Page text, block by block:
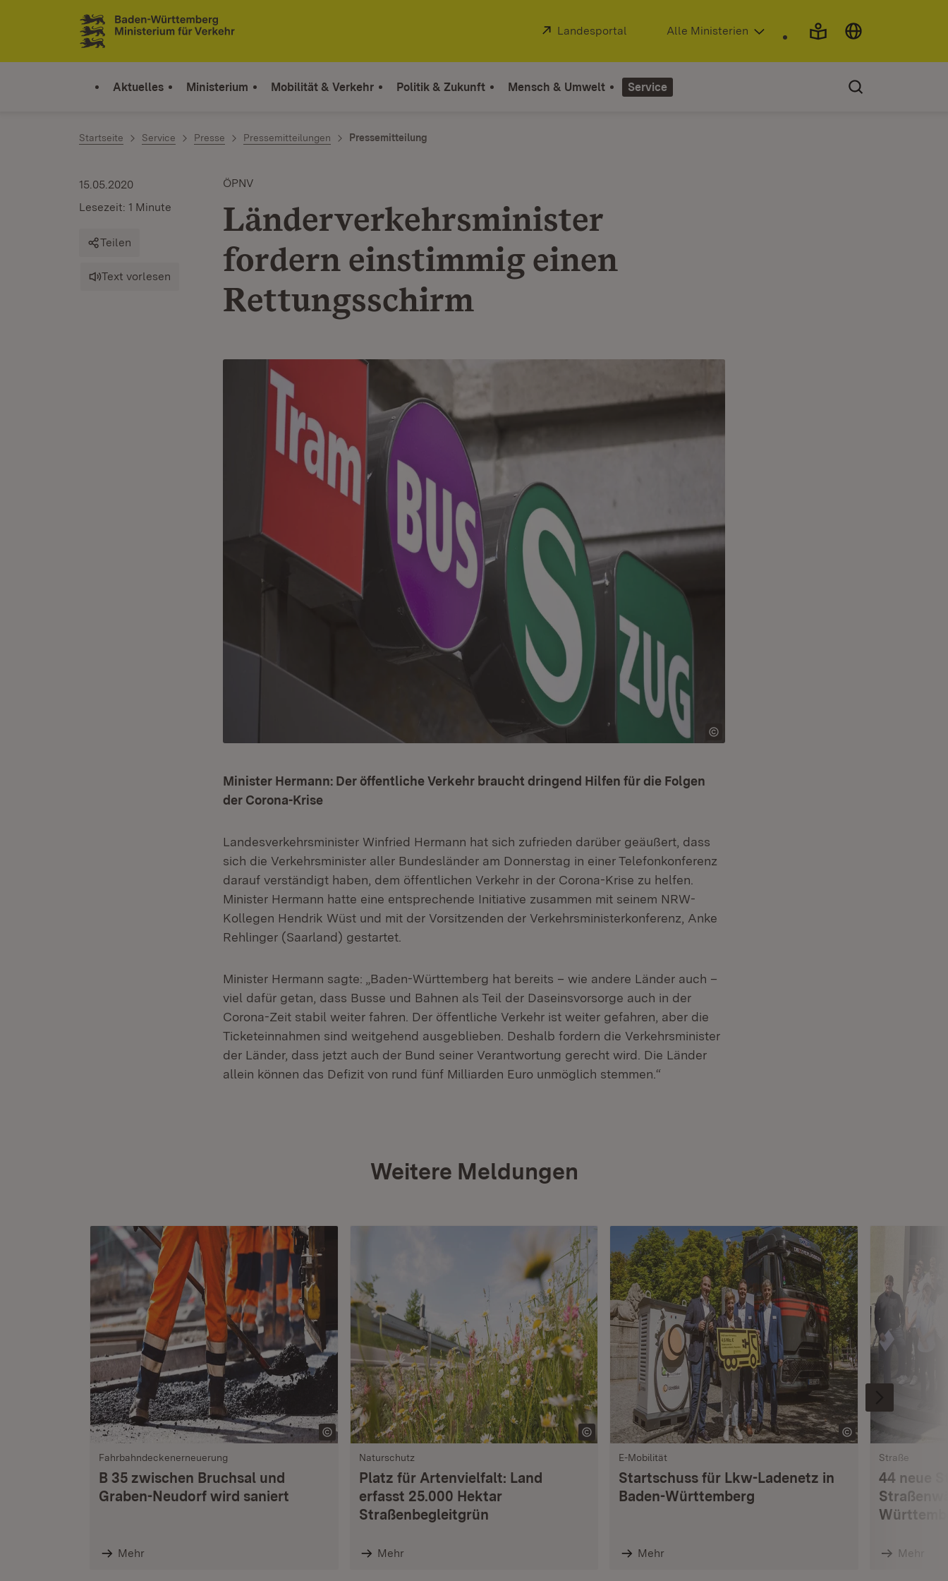
Zum Inhalt springen
Link zur Startseite
Extern:
Landesportal (Öffnet in neuem Fenster)
Alle Ministerien
Aktuelles Ministerium Mobilität & Verkehr Politik & Zukunft Mensch & Umwelt Service
Startseite Service Presse Pressemitteilungen Pressemitteilung
ÖPNV
Länderverkehrsminister
fordern einstimmig einen
Rettungsschirm
15.05.2020
Lesezeit: 1 Minute
Teilen
Text vorlesen
Minister Hermann: Der öffentliche Verkehr braucht dringend Hilfen für die Folgen
der Corona-Krise
Landesverkehrsminister Winfried Hermann hat sich zufrieden darüber geäußert, dass
sich die Verkehrsminister aller Bundesländer am Donnerstag in einer Telefonkonferenz
darauf verständigt haben, dem öffentlichen Verkehr in der Corona-Krise zu helfen.
Minister Hermann hatte eine entsprechende Initiative zusammen mit seinem NRW-
Kollegen Hendrik Wüst und mit der Vorsitzenden der Verkehrsministerkonferenz, Anke
Rehlinger (Saarland) gestartet.
Minister Hermann sagte: „Baden-Württemberg hat bereits – wie andere Länder auch –
viel dafür getan, dass Busse und Bahnen als Teil der Daseinsvorsorge auch in der
Corona-Zeit stabil weiter fahren. Der öffentliche Verkehr ist weiter gefahren, aber die
Ticketeinnahmen sind weitgehend ausgeblieben. Deshalb fordern die Verkehrsminister
der Länder, dass jetzt auch der Bund seiner Verantwortung gerecht wird. Die Länder
allein können das Defizit von rund fünf Milliarden Euro unmöglich stemmen.“
Weitere Meldungen
Fahrbahndeckenerneuerung
B 35 zwischen Bruchsal und
Graben-Neudorf wird saniert
Mehr
Naturschutz
Platz für Artenvielfalt: Land
erfasst 25.000 Hektar
Straßenbegleitgrün
Mehr
E-Mobilität
Startschuss für Lkw-Ladenetz in
Baden-Württemberg
Mehr
Straße
44 neue
Mehr